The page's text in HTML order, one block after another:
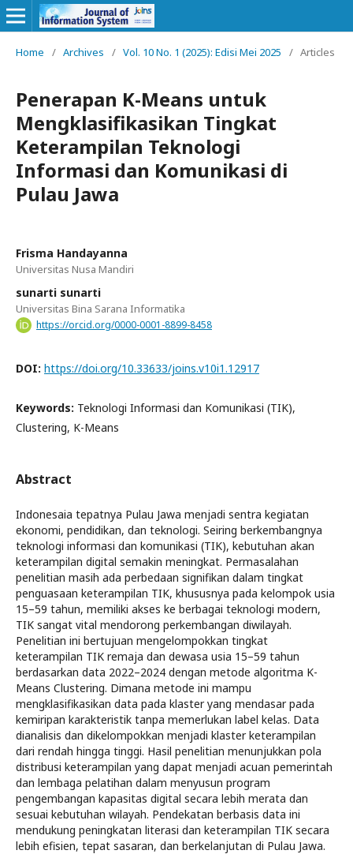
Home / Archives / Vol. 10 No. 1 (2025): Edisi Mei 2025 / Articles
Penerapan K-Means untuk
Mengklasifikasikan Tingkat
Keterampilan Teknologi
Informasi dan Komunikasi di
Pulau Jawa
Frisma Handayanna
Universitas Nusa Mandiri
sunarti sunarti
Universitas Bina Sarana Informatika
https://orcid.org/0000-0001-8899-8458
DOI: https://doi.org/10.33633/joins.v10i1.12917
Keywords: Teknologi Informasi dan Komunikasi (TIK),
Clustering, K-Means
Abstract
Indonesaia tepatnya Pulau Jawa menjadi sentra kegiatan
ekonomi, pendidikan, dan teknologi. Seiring berkembangnya
teknologi informasi dan komunikasi (TIK), kebutuhan akan
keterampilan digital semakin meningkat. Permasalahan
penelitian masih ada perbedaan signifikan dalam tingkat
penguasaan keterampilan TIK, khususnya pada kelompok usia
15–59 tahun, memiliki akses ke berbagai teknologi modern,
TIK sangat vital mendorong perkembangan diwilayah.
Penelitian ini bertujuan mengelompokkan tingkat
keterampilan TIK remaja dan dewasa usia 15–59 tahun
berdasarkan data 2022–2024 dengan metode algoritma K-
Means Clustering. Dimana metode ini mampu
mengklasifikasikan data pada klaster yang mendasar pada
kemiripan karakteristik tanpa memerlukan label kelas. Data
dianalisis dan dikelompokkan menjadi klaster keterampilan
dari rendah hingga tinggi. Hasil penelitian menunjukkan pola
distribusi keterampilan yang dapat menjadi acuan pemerintah
dan lembaga pelatihan dalam menyusun program
pengembangan kapasitas digital secara lebih merata dan
sesuai kebutuhan wilayah. Pendekatan berbasis data ini
mendukung peningkatan literasi dan keterampilan TIK secara
lebih efisien, tepat sasaran, dan berkelanjutan di Pulau Jawa.